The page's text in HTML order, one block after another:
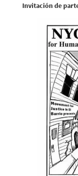
Invitación de